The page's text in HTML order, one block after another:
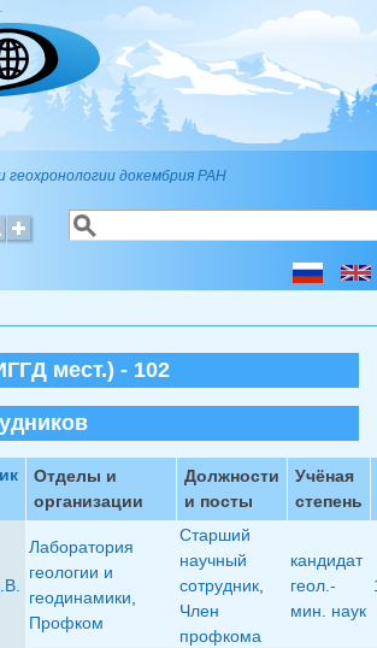
содержанию
докембрия РАН
Форма поиска
Поиск
мест.) - 102
Отделы и
организации
Должности
и посты
Учёная
степень
Лаборатория
геологии и
геодинамики,
Профком
Старший
научный
сотрудник,
Член
профкома
кандидат
геол.-
мин. наук